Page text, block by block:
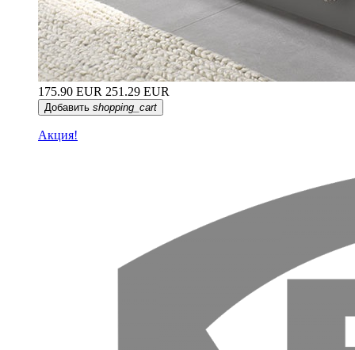
175.90 EUR 251.29 EUR
Добавить shopping_cart
Акция!